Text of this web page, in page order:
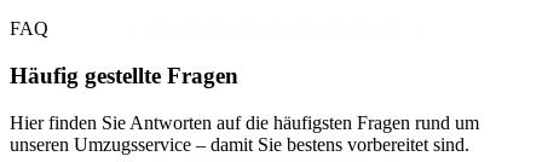
FAQ
Häufig gestellte Fragen
Hier finden Sie Antworten auf die häufigsten Fragen rund um
unseren Umzugsservice – damit Sie bestens vorbereitet sind.